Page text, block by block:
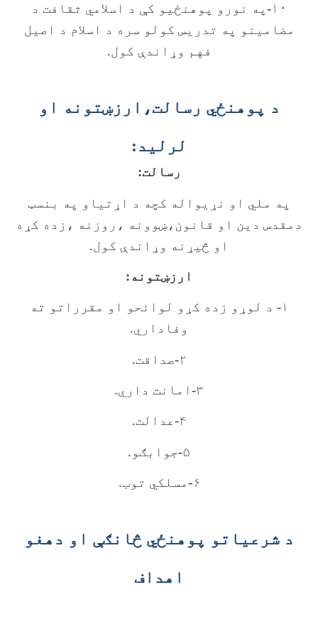
۱۰-په نورو پوهنځيو کې د اسلامي ثقافت د
مضامينو په تدريس کولو سره د اسلام د اصيل
فهم وړاندې کول.
د پوهنځي رسالت،ارزښتونه او
لرليد:
رسالت:
په ملي او نړيواله کچه د اړتياو په بنسټ
دمقدس دين او قانون،ښوونه ،روزنه ،زده کړه
او څيړنه وړاندې کول.
ارزښتونه:
۱- د لوړو زده کړو لوائحو او مقرراتو ته
وفاداري.
۲-صداقت.
۳-امانت داري.
۴-عدالت.
۵-جوابګو.
۶-مسلکي توب.
د شرعياتو پوهنځي څانګې او دهغو
اهداف